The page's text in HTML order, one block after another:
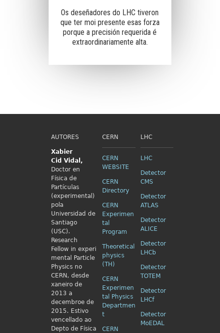
Os deseñadores do LHC tiveron
que ter moi presente esas forza
porque a precisión requerida é
extraordinariamente alta.
AUTORES
Xabier
Cid Vidal,
Doctor en
Física de
Partículas
(experimental)
pola
Universidad de
Santiago
(USC).
Research
Fellow in experi
mental Particle
Physics no
CERN, desde
xaneiro de
2013 a
decembroe de
2015. Estivo
vencellado ao
Depto de Física
CERN
CERN
WEBSITE
CERN
Directory
CERN
Experimen
tal
Program
Theoretical
physics
(TH)
CERN
Experimen
tal Physics
Departmen
t
CERN
LHC
LHC
Detector
CMS
Detector
ATLAS
Detector
ALICE
Detector
LHCb
Detector
TOTEM
Detector
LHCf
Detector
MoEDAL